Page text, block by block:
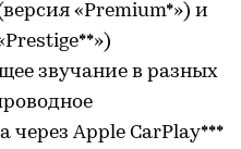
«Premium*») и
звучание в разных
Apple CarPlay***